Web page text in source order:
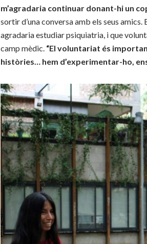
m’agradaria continuar donant-hi un
sortir d’una conversa amb els seus
agradaria estudiar psiquiatria, i que
camp mèdic. “El voluntariat és
històries… hem d’experimentar-ho,